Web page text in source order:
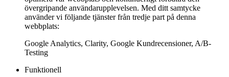
övergripande användarupplevelsen. Med ditt samtycke
använder vi följande tjänster från tredje part på denna
webbplats:
Google Analytics, Clarity, Google Kundrecensioner, A/B-
Testing
Funktionell